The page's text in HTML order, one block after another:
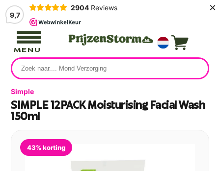
9,7
2904 Reviews ×
MENU
Simple
SIMPLE 12PACK Moisturising Facial Wash
150ml
43% korting